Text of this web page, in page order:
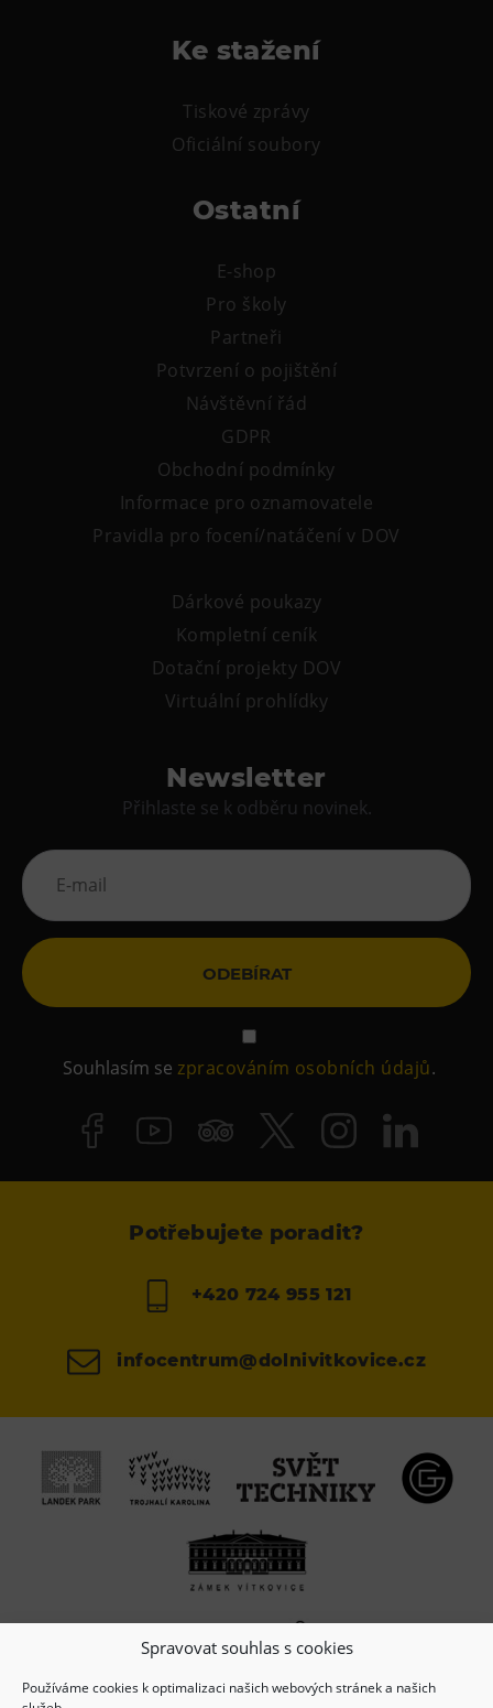
Spravovat souhlas s cookies
Používáme cookies k optimalizaci našich webových stránek a našich
Ke stažení
Tiskové zprávy
Oficiální soubory
Ostatní
E-shop
Pro školy
Partneři
Potvrzení o pojištění
Návštěvní řád
GDPR
Obchodní podmínky
Informace pro oznamovatele
Pravidla pro focení/natáčení v DOV
Dárkové poukazy
Kompletní ceník
Dotační projekty DOV
Virtuální prohlídky
Newsletter
Přihlaste se k odběru novinek.
ODEBÍRAT
Souhlasím sezpracováním osobních údajů.
Potřebujete poradit?
+420 724 955 121
infocentrum@dolnivitkovice.cz